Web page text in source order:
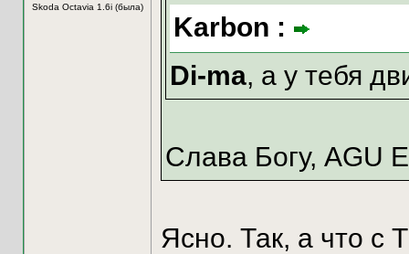
Skoda Octavia 1.6i (была)
Karbon :
Di-ma, а у тебя
Слава Богу, AGU
Ясно. Так, а что с